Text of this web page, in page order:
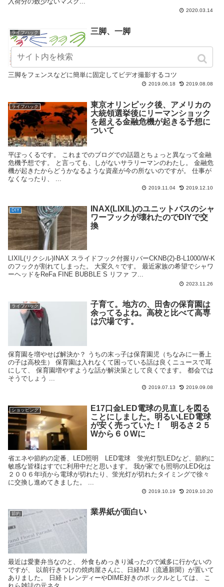
2020.03.14
ライフハック 三脚、一脚
三脚をフェンスなどに簡単に固定してビデオ撮影するコツ
2019.06.18 2019.08.08
ライフハック
東京オリンピック後、アメリカの
大統領選挙後にリーマンショック
を超える金融危機が起きる予想に
ついて
平ぽっくるです。 これまでのブログでの話題とちょっと異なって金融
危機予想です。 と言っても、しがないサラリーマンのわたし。 金融危
機が起きたからどうかなるような資産が今の所ないのですが。 仕事が
なくなったり、 ...
2019.11.04 2019.12.10
DIY
INAX(LIXIL)のユニットバスのシャ
ワーフックが壊れたのでDIYで交
換
LIXIL(リクシル)INAX スライドフック付握りバーCKNB(2)-B-L1000/W-K
のフックが割れてしまった。 大変久々です。 最近家族の希望でシャワ
ーヘッドをReFa FINE BUBBLE S リファ フ...
2023.11.26
ライフハック
子育て。地方の、田舎の保育園は
余ってるよね。高校と比べて高専
は穴場です。
保育園を増やせば解決か？ うちの末っ子は保育園児（ちなみに一番上
の子は高校生） 保育園は入れなくて困っている話は良くニュースで耳
にして、 保育園増やすような話が解決策として良くでます。 都会では
そうでしょう ...
2019.07.13 2019.09.08
ショッピング
E17口金LED電球の見直しを図る
ことにしました。明るいLED電球
が安く売っていた！ 明るさ２５
Wから６０Wに
省エネや節約の定番、LED照明 LED電球 蛍光灯型LEDなど、節約に
敏感な皆様はすでに利用中だと思います。 我が家でも照明のLED化は
２００６年頃から電球が切れたり、蛍光灯が切れたタイミングで徐々
に交換し進めてきました。 ...
2019.10.19 2019.10.20
節約 業界紙が面白い
最近は愛妻弁当なのと、 外食もめっきり減ったので滅多に行かないの
ですが、 以前行きつけの焼肉屋さんに、日経MJ（流通新聞）が置いて
ありました。 日経トレンディーやDIME好きのポックルとしては、 こ